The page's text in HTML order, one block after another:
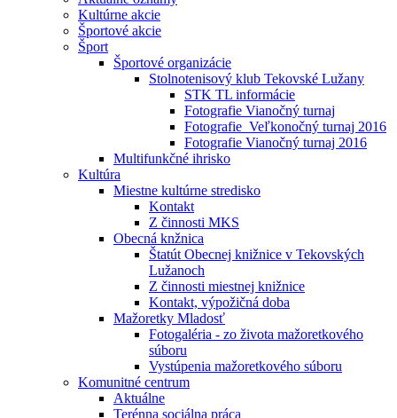
Kultúrne akcie
Športové akcie
Šport
Športové organizácie
Stolnotenisový klub Tekovské Lužany
STK TL informácie
Fotografie Vianočný turnaj
Fotografie_Veľkonočný turnaj 2016
Fotografie Vianočný turnaj 2016
Multifunkčné ihrisko
Kultúra
Miestne kultúrne stredisko
Kontakt
Z činnosti MKS
Obecná knžnica
Štatút Obecnej knižnice v Tekovských
Lužanoch
Z činnosti miestnej knižnice
Kontakt, výpožičná doba
Mažoretky Mladosť
Fotogaléria - zo života mažoretkového
súboru
Vystúpenia mažoretkového súboru
Komunitné centrum
Aktuálne
Terénna sociálna práca